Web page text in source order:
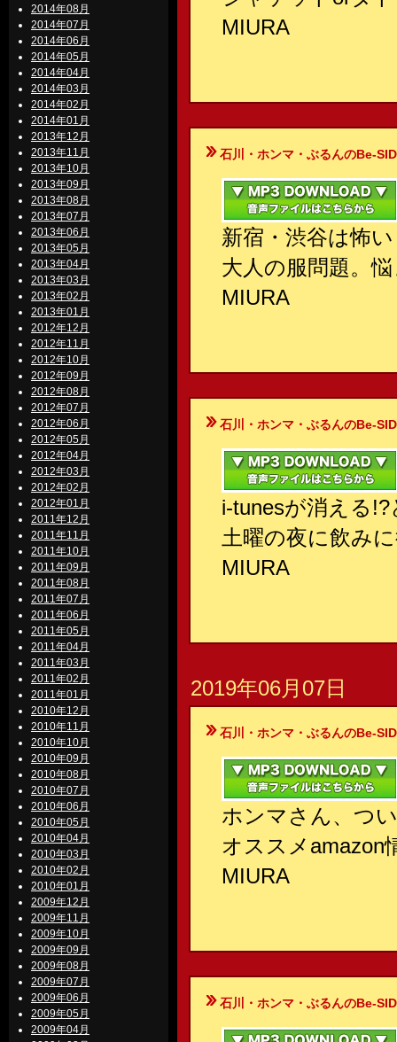
2014年08月
2014年07月
2014年06月
2014年05月
2014年04月
2014年03月
2014年02月
2014年01月
2013年12月
2013年11月
2013年10月
2013年09月
2013年08月
2013年07月
2013年06月
2013年05月
2013年04月
2013年03月
2013年02月
2013年01月
2012年12月
2012年11月
2012年10月
2012年09月
2012年08月
2012年07月
2012年06月
2012年05月
2012年04月
2012年03月
2012年02月
2012年01月
2011年12月
2011年11月
2011年10月
2011年09月
2011年08月
2011年07月
2011年06月
2011年05月
2011年04月
2011年03月
2011年02月
2011年01月
2010年12月
2010年11月
2010年10月
2010年09月
2010年08月
2010年07月
2010年06月
2010年05月
2010年04月
2010年03月
2010年02月
2010年01月
2009年12月
2009年11月
2009年10月
2009年09月
2009年08月
2009年07月
2009年06月
2009年05月
2009年04月
MIURA
石川・ホンマ・ぶるんのBe-
新宿・渋谷は怖
大人の服問題。
MIURA
石川・ホンマ・ぶるんのBe-
i-tunesが消える
土曜の夜に飲み
MIURA
2019年06月07日
石川・ホンマ・ぶるんのBe-
ホンマさん、つ
オススメamazon
MIURA
石川・ホンマ・ぶるんのBe-